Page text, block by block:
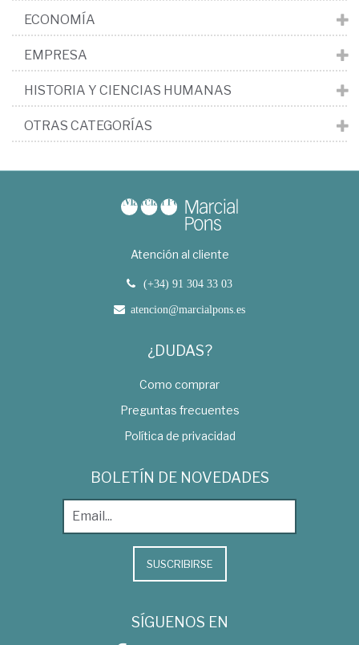
ECONOMÍA
EMPRESA
HISTORIA Y CIENCIAS HUMANAS
OTRAS CATEGORÍAS
Atención al cliente
(+34) 91 304 33 03
atencion@marcialpons.es
¿DUDAS?
Como comprar
Preguntas frecuentes
Política de privacidad
BOLETÍN DE NOVEDADES
SUSCRIBIRSE
SÍGUENOS EN